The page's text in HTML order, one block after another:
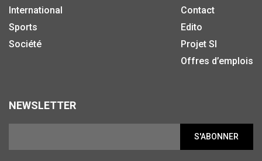
International
Sports
Société
Contact
Edito
Projet SI
Offres d’emplois
NEWSLETTER
S'ABONNER